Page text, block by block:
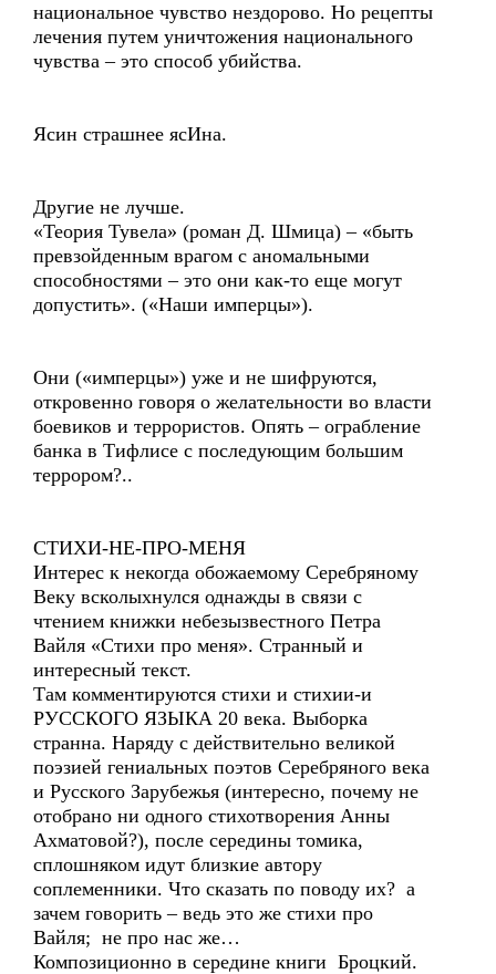
национальное чувство нездорово. Но рецепты
лечения путем уничтожения национального
чувства – это способ убийства.
Ясин страшнее ясИна.
Другие не лучше.
«Теория Тувела» (роман Д. Шмица) – «быть
превзойденным врагом с аномальными
способностями – это они как-то еще могут
допустить». («Наши имперцы»).
Они («имперцы») уже и не шифруются,
откровенно говоря о желательности во власти
боевиков и террористов. Опять – ограбление
банка в Тифлисе с последующим большим
террором?..
СТИХИ-НЕ-ПРО-МЕНЯ
Интерес к некогда обожаемому Серебряному
Веку всколыхнулся однажды в связи с
чтением книжки небезызвестного Петра
Вайля «Стихи про меня». Странный и
интересный текст.
Там комментируются стихи и стихии-и
РУССКОГО ЯЗЫКА 20 века. Выборка
странна. Наряду с действительно великой
поэзией гениальных поэтов Серебряного века
и Русского Зарубежья (интересно, почему не
отобрано ни одного стихотворения Анны
Ахматовой?), после середины томика,
сплошняком идут близкие автору
соплеменники. Что сказать по поводу их? а
зачем говорить – ведь это же стихи про
Вайля; не про нас же…
Композиционно в середине книги Броцкий.